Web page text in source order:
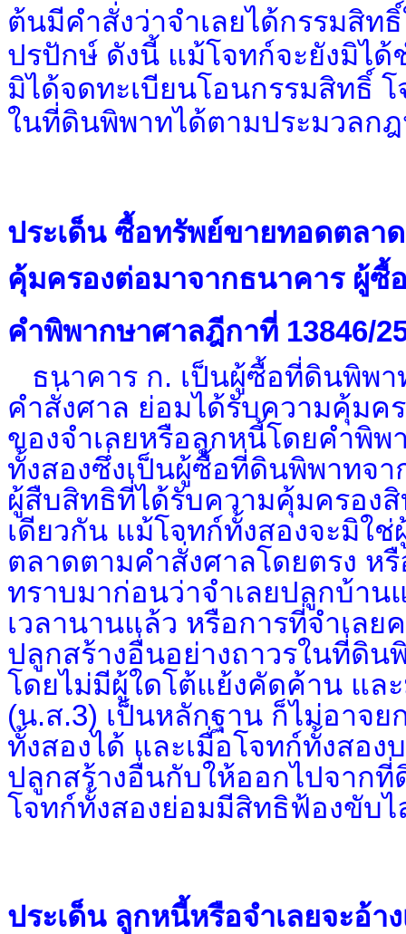
ต้นมีคำสั่งว่าจำเลยได้กรรมสิ
ปรปักษ์ ดังนี้ แม้โจทก์จะยังมิไ
มิได้จดทะเบียนโอนกรรมสิทธิ์
ในที่ดินพิพาทได้ตามประมวลก
ประเด็น ซื้อทรัพย์ขายทอดตลา
คุ้มครองต่อมาจากธนาคาร ผู้ซื้
คำพิพากษาศาลฎีกาที่ 13846/
ธนาคาร ก. เป็นผู้ซื้อที่ดินพิพ
คำสั่งศาล ย่อมได้รับความคุ้มค
ของจำเลยหรือลูกหนี้โดยคำพิพ
ทั้งสองซึ่งเป็นผู้ซื้อที่ดินพิพาทจ
ผู้สืบสิทธิที่ได้รับความคุ้มครอง
เดียวกัน แม้โจทก์ทั้งสองจะมิใ
ตลาดตามคำสั่งศาลโดยตรง ห
ทราบมาก่อนว่าจำเลยปลูกบ้า
เวลานานแล้ว หรือการที่จำเล
ปลูกสร้างอื่นอย่างถาวรในที่ดิน
โดยไม่มีผู้ใดโต้แย้งคัดค้าน แล
(น.ส.3) เป็นหลักฐาน ก็ไม่อาจ
ทั้งสองได้ และเมื่อโจทก์ทั้งสอ
ปลูกสร้างอื่นกับให้ออกไปจากที่
โจทก์ทั้งสองย่อมมีสิทธิฟ้องขับ
ประเด็น ลูกหนี้หรือจำเลยจะอ้า